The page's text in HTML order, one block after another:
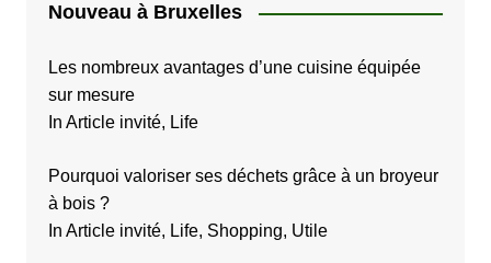
Nouveau à Bruxelles
Les nombreux avantages d’une cuisine équipée
sur mesure
In Article invité, Life
Pourquoi valoriser ses déchets grâce à un broyeur
à bois ?
In Article invité, Life, Shopping, Utile